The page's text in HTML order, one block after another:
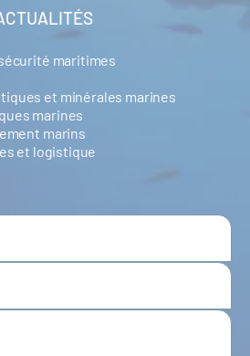
maritimes
et minérales marines
marines
marins
et logistique